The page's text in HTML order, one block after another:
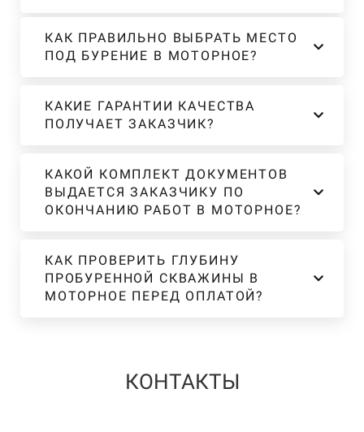
КАК ПРАВИЛЬНО ВЫБРАТЬ МЕСТО
ПОД БУРЕНИЕ В МОТОРНОЕ?
КАКИЕ ГАРАНТИИ КАЧЕСТВА
ПОЛУЧАЕТ ЗАКАЗЧИК?
КАКОЙ КОМПЛЕКТ ДОКУМЕНТОВ
ВЫДАЕТСЯ ЗАКАЗЧИКУ ПО
ОКОНЧАНИЮ РАБОТ В МОТОРНОЕ?
КАК ПРОВЕРИТЬ ГЛУБИНУ
ПРОБУРЕННОЙ СКВАЖИНЫ В
МОТОРНОЕ ПЕРЕД ОПЛАТОЙ?
КОНТАКТЫ